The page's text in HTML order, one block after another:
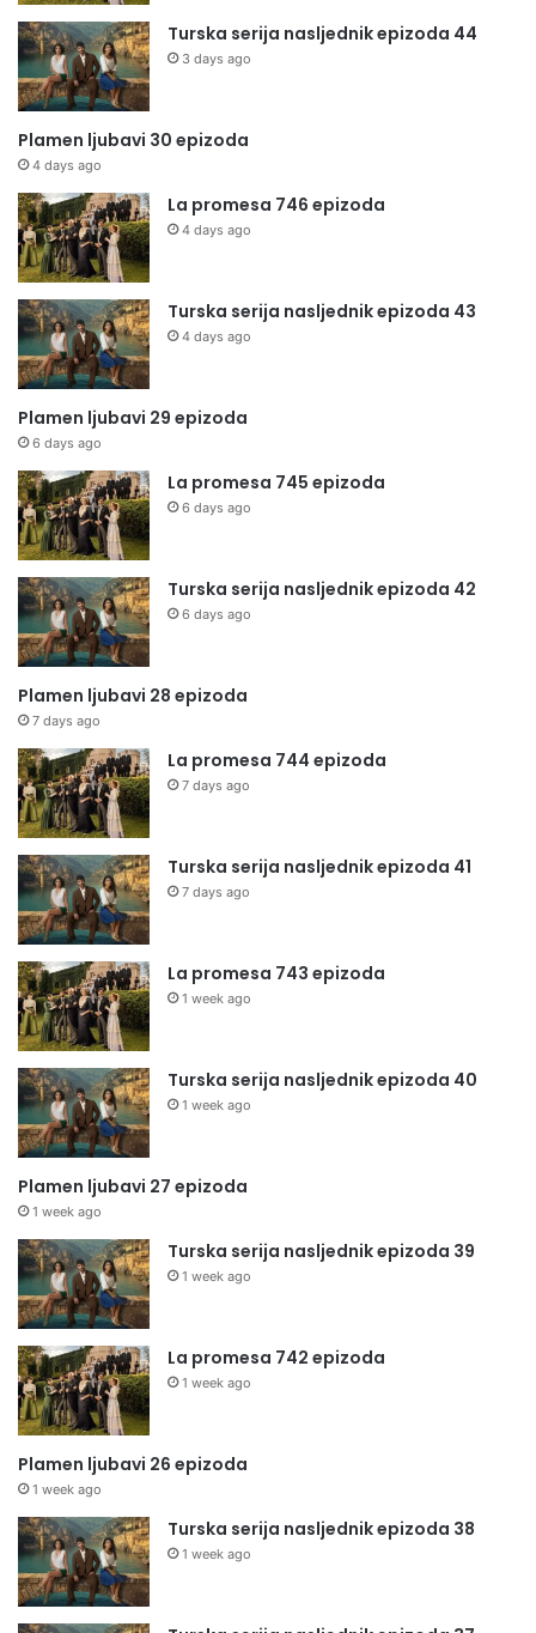
Turska serija nasljednik epizoda 44
3 days ago
Plamen ljubavi 30 epizoda
4 days ago
La promesa 746 epizoda
4 days ago
Turska serija nasljednik epizoda 43
4 days ago
Plamen ljubavi 29 epizoda
6 days ago
La promesa 745 epizoda
6 days ago
Turska serija nasljednik epizoda 42
6 days ago
Plamen ljubavi 28 epizoda
7 days ago
La promesa 744 epizoda
7 days ago
Turska serija nasljednik epizoda 41
7 days ago
La promesa 743 epizoda
1 week ago
Turska serija nasljednik epizoda 40
1 week ago
Plamen ljubavi 27 epizoda
1 week ago
Turska serija nasljednik epizoda 39
1 week ago
La promesa 742 epizoda
1 week ago
Plamen ljubavi 26 epizoda
1 week ago
Turska serija nasljednik epizoda 38
1 week ago